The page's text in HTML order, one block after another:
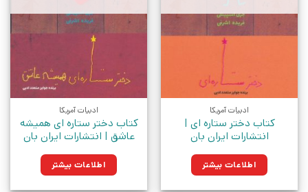
ادبیات آمریکا
کتاب دختر ستاره ای |
انتشارات ایران بان
اطلاعات بیشتر
ادبیات آمریکا
کتاب دختر ستاره ای همیشه
عاشق | انتشارات ایران بان
اطلاعات بیشتر